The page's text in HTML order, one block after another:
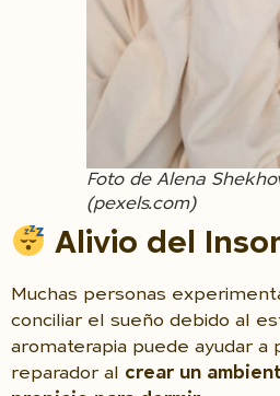
Foto de Alena
(pexels.com)
Alivio del
Muchas personas
conciliar el sueño debido al
aromaterapia puede ayudar a
reparador al crear un